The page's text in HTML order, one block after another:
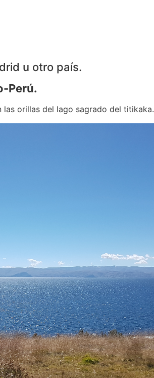
u otro país.
Perú.
orillas del lago sagrado del titikaka.